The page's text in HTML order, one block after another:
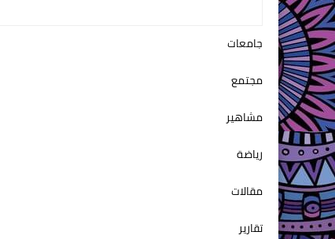
جامعات
مجتمع
مشاهير
رياضة
مقالات
تقارير